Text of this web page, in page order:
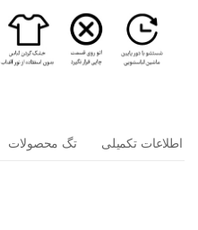
اطلاعات تکمیلی تگ محصولات